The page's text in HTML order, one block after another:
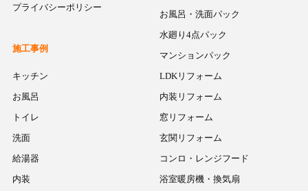
プライバシーポリシー
お風呂・洗面パック
水廻り4点パック
マンションパック
LDKリフォーム
内装リフォーム
窓リフォーム
玄関リフォーム
コンロ・レンジフード
浴室暖房機・換気扇
施工事例
キッチン
お風呂
トイレ
洗面
給湯器
内装